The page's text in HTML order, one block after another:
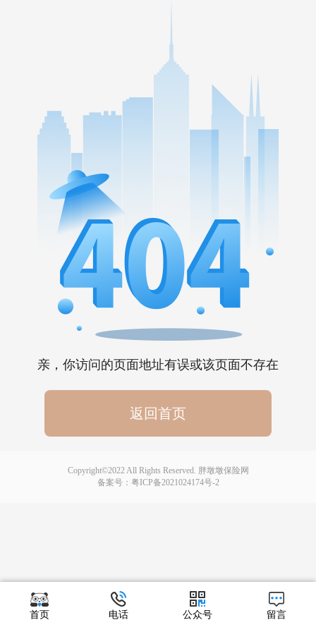
亲，你访问的页面地址有误或该页面不存在
返回首页
首页 电话 公众号 留言
Copyright©2022 All Rights Reserved. 胖墩墩保险网
备案号： 粤ICP备2021024174号-2